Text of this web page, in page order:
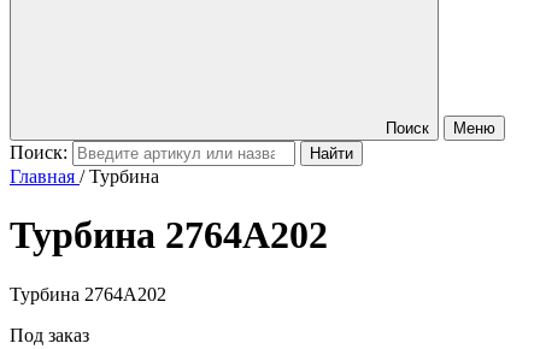
Поиск Меню
Поиск:
Главная /Турбина
Турбина 2764A202
Турбина 2764A202
Под заказ